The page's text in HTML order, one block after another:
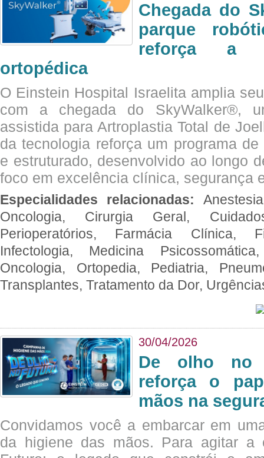
Chegada do
parque
reforça a
ortopédica
O Einstein Hospital Israelita amplia
com a chegada do SkyWalker®,
assistida para Artroplastia Total de
da tecnologia reforça um programa
e estruturado, desenvolvido ao longo
foco em excelência clínica, segurança
Especialidades relacionadas:
Oncologia, Cirurgia Geral,
Perioperatórios, Farmácia Clínica,
Infectologia, Medicina
Oncologia, Ortopedia, Pediatria,
Transplantes, Tratamento da Dor,
30/04/2026
De olho no
reforça o
mãos na
Convidamos você a embarcar em
da higiene das mãos. Para agitar a